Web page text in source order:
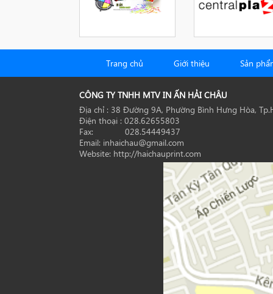
Trang chủ Giới thiệu Sản
CÔNG TY TNHH MTV IN ẤN HẢI CHÂU
Địa chỉ : 38 Đường 9A, Phường Bình Hưng Hòa,
Điện thoại : 028.62655803
Fax: 028.54449437
Email: inhaichau@gmail.com
Website: http://haichauprint.com